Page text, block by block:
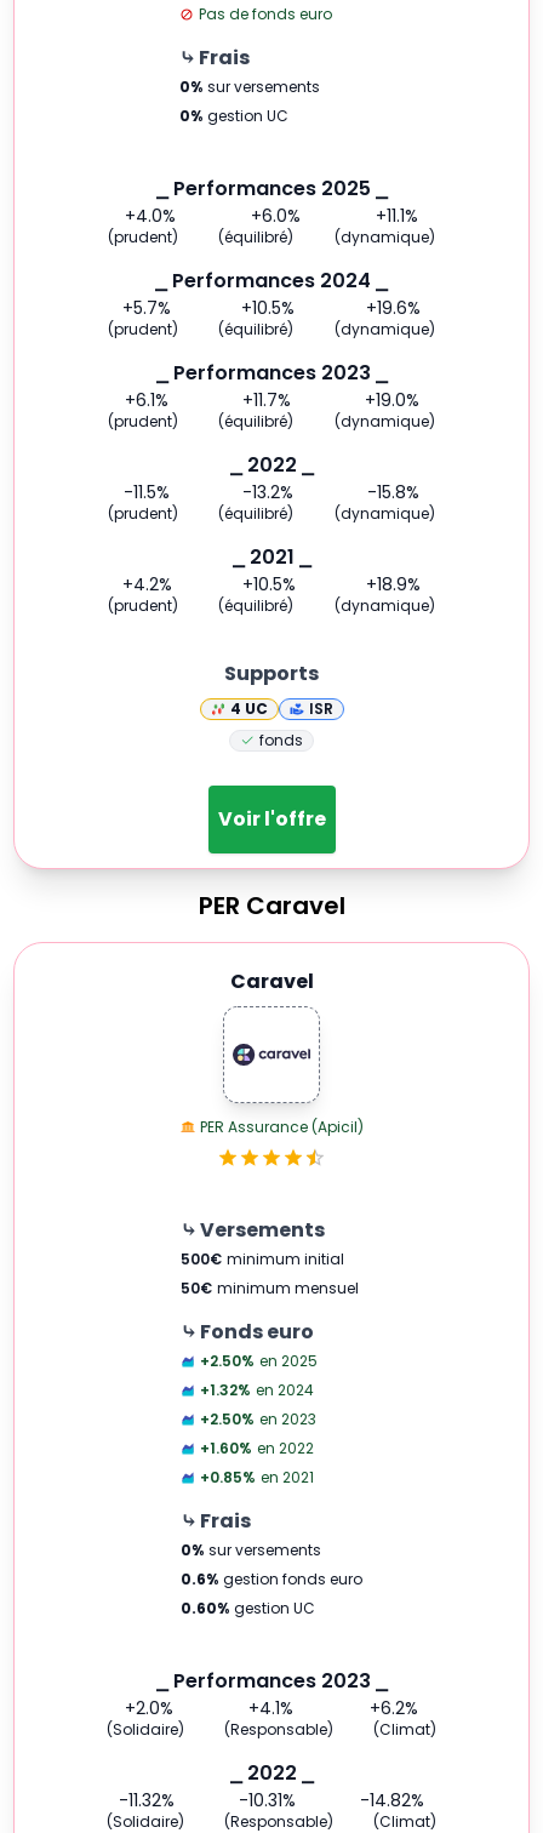
Pas de fonds euro
⤷ Frais
0% sur versements
0% gestion UC
⎯ Performances 2025 ⎯
+4.0% +6.0% +11.1%
(prudent) (équilibré) (dynamique)
⎯ Performances 2024 ⎯
+5.7% +10.5% +19.6%
(prudent) (équilibré) (dynamique)
⎯ Performances 2023 ⎯
+6.1% +11.7% +19.0%
(prudent) (équilibré) (dynamique)
⎯ 2022 ⎯
-11.5% -13.2% -15.8%
(prudent) (équilibré) (dynamique)
⎯ 2021 ⎯
+4.2% +10.5% +18.9%
(prudent) (équilibré) (dynamique)
Supports
4 UC
ISR
fonds
Voir l'offre
PER Caravel
Caravel
PER Assurance (Apicil)
⤷ Versements
500€ minimum initial
50€ minimum mensuel
⤷ Fonds euro
+2.50% en 2025
+1.32% en 2024
+2.50% en 2023
+1.60% en 2022
+0.85% en 2021
⤷ Frais
0% sur versements
0.6% gestion fonds euro
0.60% gestion UC
⎯ Performances 2023 ⎯
+2.0% +4.1% +6.2%
(Solidaire) (Responsable) (Climat)
⎯ 2022 ⎯
-11.32% -10.31% -14.82%
(Solidaire) (Responsable) (Climat)